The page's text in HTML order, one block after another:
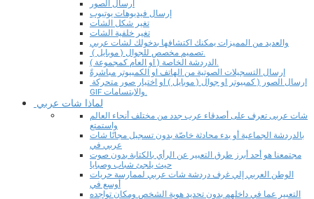
ارسال الصور
إرسال فيديوهات يوتيوب
تغير شكل الشات
تغير خلفية الشات
والعديد من المميزات يمكنك اكتشافها بدخولك لشات عربي
تصميم مخصص للجوال ( موبايل ).
الدردشة الخاصة ( او العام كمجموعة ).
ارسال التسجيلات الصوتية من الهاتف او الكمبيوتر مباشرةً
GIF والابتسامات.
لماذا شات عربي
شات عربى تعرف على أصدقاء عرب جدد من مختلف أنحاء العالم
واستمتع
بالدردشة الجماعية أو بدء محادثة خاصّة بدون تسجيل مجانًا شات
عربي في
مجتمعنا هو أحد أبرز طرق التعبير عن الرأي بالكتابة بدون صوت
حيث يلجئ شباب وصبايا
الوطن العربي إلي غرف دردشة شات عربي لممارسة حريات
أوسع في
التعبير عما في داخلهم بدون تحديد هوية الشخص ومكان تواجده